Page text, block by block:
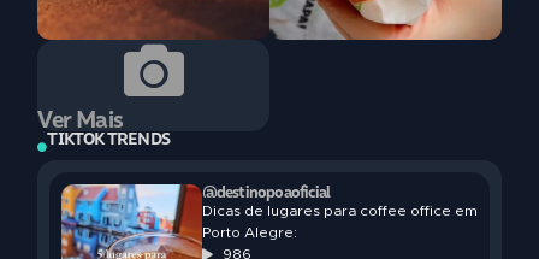
Ver Mais
TIKTOK TRENDS
@destinopoaoficial
Dicas de lugares para coffee office em
Porto Alegre:
986